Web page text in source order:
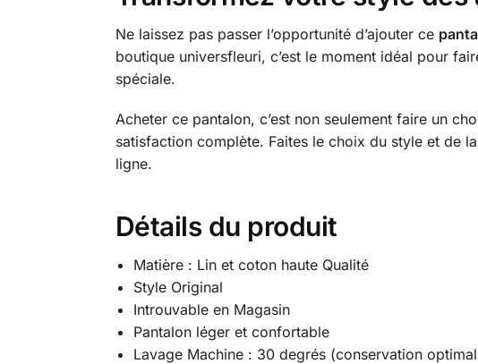
Ne laissez pas passer l’opportunité d’ajouter ce
boutique universfleuri, c’est le moment idéal pour
spéciale.
Acheter ce pantalon, c’est non seulement faire un
satisfaction complète. Faites le choix du style et de
ligne.
Détails du produit
Matière : Lin et coton haute Qualité
Style Original
Introuvable en Magasin
Pantalon léger et confortable
Lavage Machine : 30 degrés (conservation